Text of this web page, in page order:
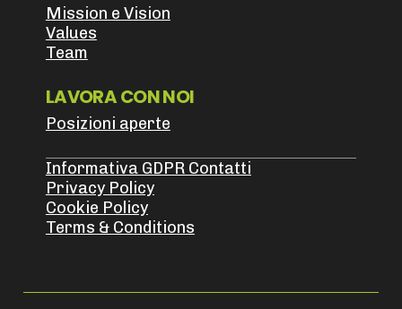
Mission e Vision
Values
Team
LAVORA CON NOI
Posizioni aperte
Informativa GDPR Contatti
Privacy Policy
Cookie Policy
Terms & Conditions